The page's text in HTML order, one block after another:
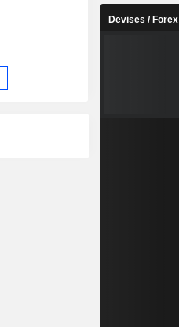
Devises / Forex